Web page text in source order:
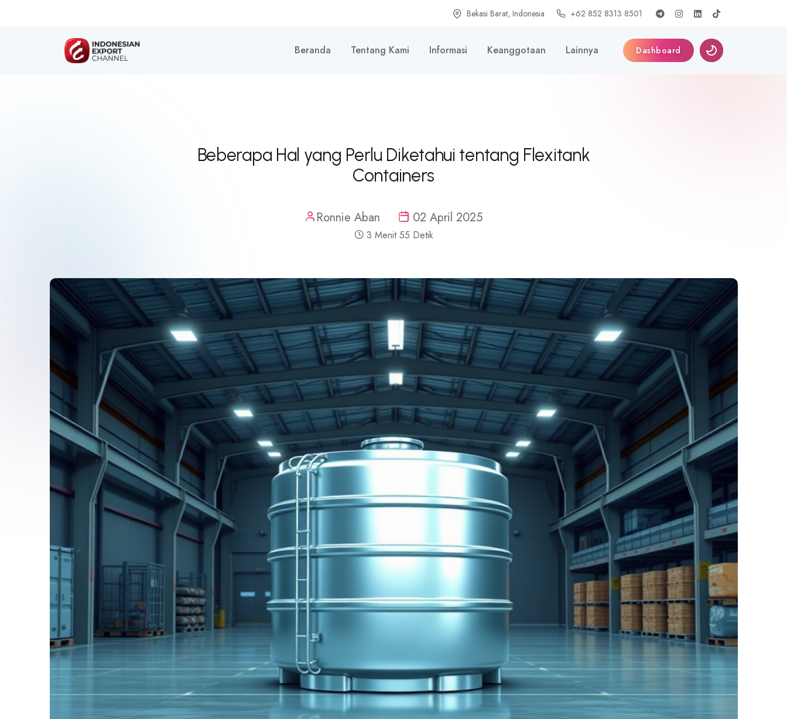
Bekasi Barat, Indonesia +62 852 8313 8501
Beranda Tentang Kami Informasi Keanggotaan Lainnya Dashboard
Beberapa Hal yang Perlu Diketahui tentang Flexitank
Containers
Ronnie Aban 02 April 2025
3 Menit 55 Detik